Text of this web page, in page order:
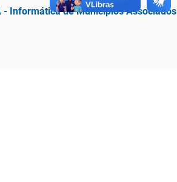
- Informática de Municípios Associados